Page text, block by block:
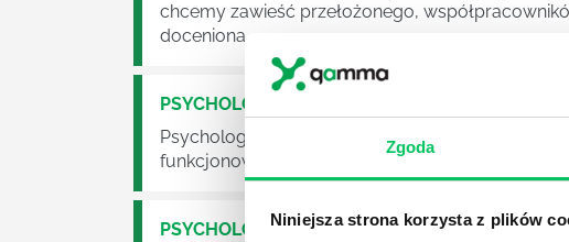
Zgoda
Niniejsza strona korzysta z plików
chcemy zawieść przełożonego,
doceniona.
PSYCHOLOGIA I CO DALEJ
Psychologia to jeden z bardziej klasycznych
funkcjonowania ludzkiej psychiki, procesów
PSYCHOLOGIA W ZARZĄDZANIU PRACA